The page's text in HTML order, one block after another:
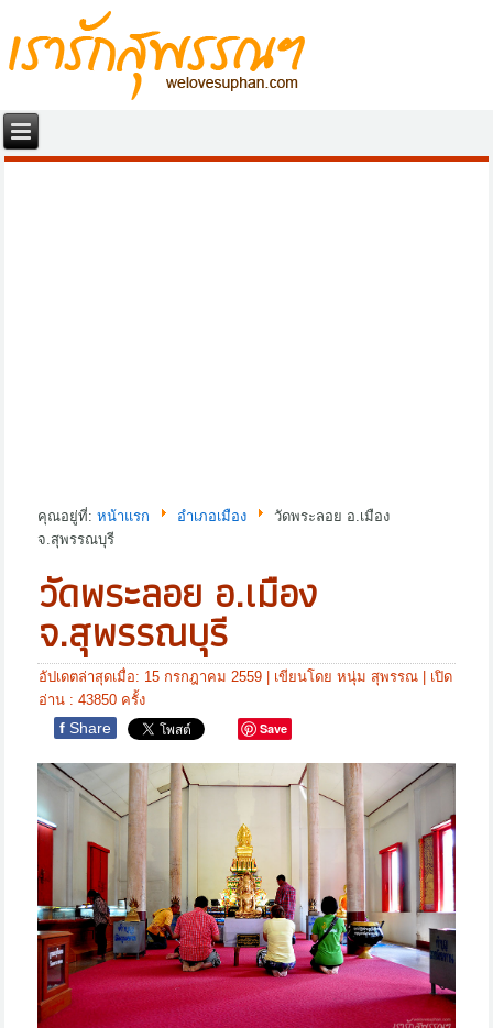
คุณอยู่ที่:หน้าแรก อำเภอเมือง
วัดพระลอย อ.เมือง
จ.สุพรรณบุรี
วัดพระลอย อ.เมือง
จ.สุพรรณบุรี
อัปเดตล่าสุดเมื่อ: 15 กรกฎาคม 2559 | เขียนโดย หนุ่ม สุพรรณ | เปิด
อ่าน : 43850 ครั้ง
f Share Save